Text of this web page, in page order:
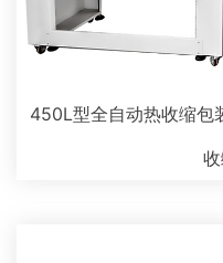
450L型全自动热收缩包